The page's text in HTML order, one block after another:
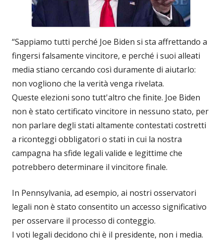
“Sappiamo tutti perché Joe Biden si sta affrettando a
fingersi falsamente vincitore, e perché i suoi alleati
media stiano cercando così duramente di aiutarlo:
non vogliono che la verità venga rivelata.
Queste elezioni sono tutt'altro che finite. Joe Biden
non è stato certificato vincitore in nessuno stato, per
non parlare degli stati altamente contestati costretti
a riconteggi obbligatori o stati in cui la nostra
campagna ha sfide legali valide e legittime che
potrebbero determinare il vincitore finale.
In Pennsylvania, ad esempio, ai nostri osservatori
legali non è stato consentito un accesso significativo
per osservare il processo di conteggio.
I voti legali decidono chi è il presidente, non i media.